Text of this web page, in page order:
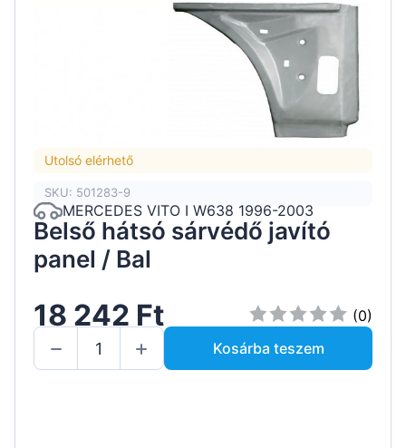
Utolsó elérhető
SKU: 501283-9
MERCEDES VITO I W638 1996-2003
Belső hátsó sárvédő javító
panel / Bal
18 242 Ft
(0)
Kosárba teszem